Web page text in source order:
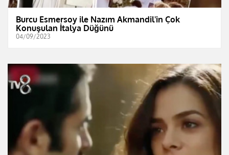
Burcu Esmersoy ile Nazım Akmandil'in Çok
Konuşulan İtalya Düğünü
04/09/2023